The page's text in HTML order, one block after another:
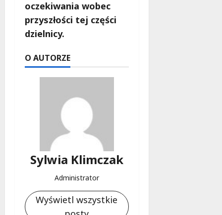
oczekiwania wobec
przyszłości tej części
dzielnicy.
O AUTORZE
Sylwia Klimczak
Administrator
Wyświetl wszystkie